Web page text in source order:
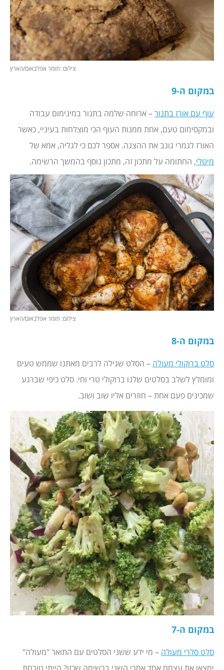
צילום :תומר אפלבאום/הארץ
במקום ה-9
עוף עם אורז בתנור– ארוחה שלמה בתנור במינימום עבודה
ובמקסימום טעם, אחת ממנות העוף הכי מוצלחות בעיניי, כאשר
האורז לגמרי גונב את ההצגה. אספר לכם כי לגליה, אמא של
מיטלי, החתומה על מתכון זה, מתכון נוסף בהמשך הרשימה.
צילום: תומר אפלבאום/הארץ
במקום ה-8
סלט ברוקולי מעולה – הסלט שגילה לרבים מאתנו שממש טעים
ומומלץ לשלב בסלטים שלנו ברוקולי טרי וחי. סלט כיפי שברגע
שמכינים פעם אחת – חוזרים אליו שוב ושוב.
במקום ה-7
סלט סלרי מעולה – מי ידע ששני הסלטים עם התואר "מעולה"